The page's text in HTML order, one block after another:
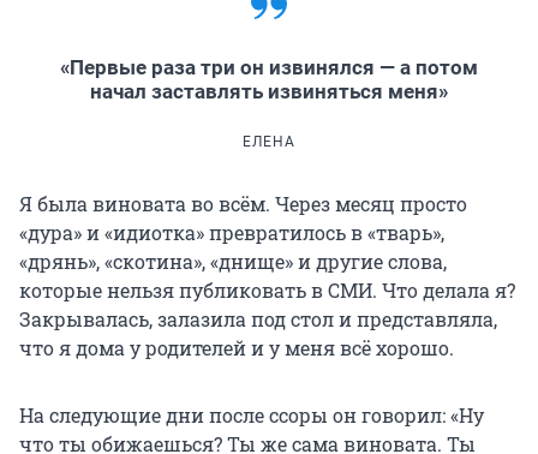
«Первые раза три он извинялся — а потом
начал заставлять извиняться меня»
ЕЛЕНА
Я была виновата во всём. Через месяц просто
«дура» и «идиотка» превратилось в «тварь»,
«дрянь», «скотина», «днище» и другие слова,
которые нельзя публиковать в СМИ. Что делала я?
Закрывалась, залазила под стол и представляла,
что я дома у родителей и у меня всё хорошо.
На следующие дни после ссоры он говорил: «Ну
что ты обижаешься? Ты же сама виновата. Ты